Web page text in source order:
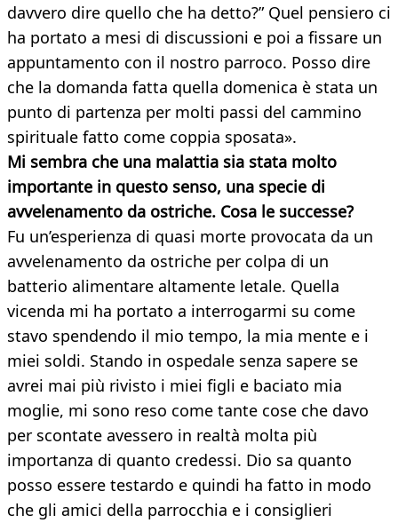
davvero dire quello che ha detto?” Quel pensiero ci
ha portato a mesi di discussioni e poi a fissare un
appuntamento con il nostro parroco. Posso dire
che la domanda fatta quella domenica è stata un
punto di partenza per molti passi del cammino
spirituale fatto come coppia sposata».
Mi sembra che una malattia sia stata molto
importante in questo senso, una specie di
avvelenamento da ostriche. Cosa le successe?
Fu un’esperienza di quasi morte provocata da un
avvelenamento da ostriche per colpa di un
batterio alimentare altamente letale. Quella
vicenda mi ha portato a interrogarmi su come
stavo spendendo il mio tempo, la mia mente e i
miei soldi. Stando in ospedale senza sapere se
avrei mai più rivisto i miei figli e baciato mia
moglie, mi sono reso come tante cose che davo
per scontate avessero in realtà molta più
importanza di quanto credessi. Dio sa quanto
posso essere testardo e quindi ha fatto in modo
che gli amici della parrocchia e i consiglieri